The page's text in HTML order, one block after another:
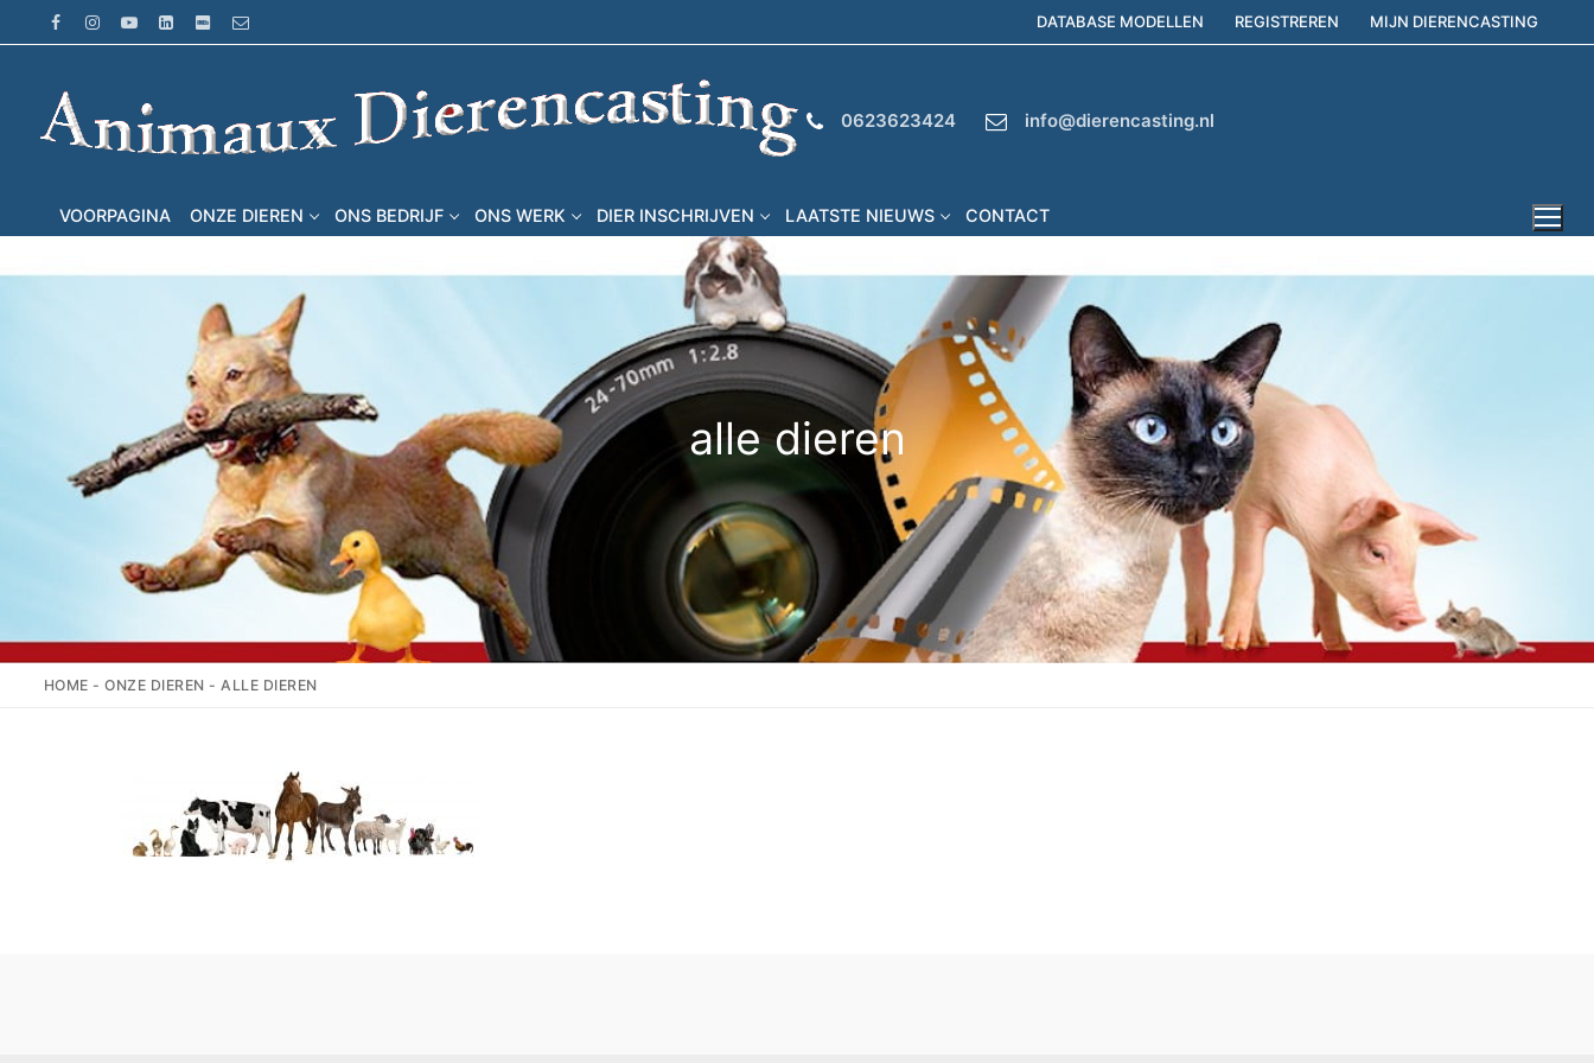
naar
inhoud
DATABASE MODELLEN REGISTREREN MIJN DIERENCASTING
0623623424 info@dierencasting.nl
VOORPAGINA ONZE DIEREN ONS BEDRIJF ONS WERK DIER INSCHRIJVEN LAATSTE NIEUWS CONTACT
alle dieren
HOME -ONZE DIEREN -ALLE DIEREN